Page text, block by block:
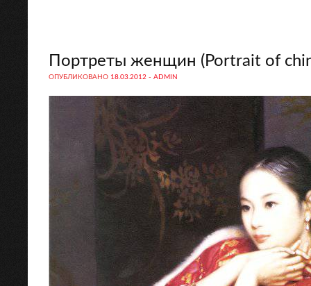
Портреты женщин (Portrait of
ОПУБЛИКОВАНО 18.03.2012 - ADMIN